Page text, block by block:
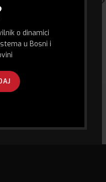
o dinamici
u Bosni i
Laserski Printer – Samsung